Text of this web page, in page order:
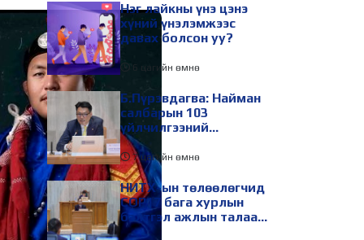
Нэг лайкны үнэ цэнэ
хүний үнэлэмжээс
давах болсон уу?
6 цагийн өмнө
Б.Пүрэвдагва: Найман
салбарын 103
үйлчилгээний
бүртгэлийг цуцалснаар
бизнес эрхлэхэд
таатай нөхцөл бүрдэнэ
7 цагийн өмнө
НИТХ-ын төлөөлөгчид
COP17 бага хурлын
бэлтгэл ажлын талаар
мэдээлэл сонслоо